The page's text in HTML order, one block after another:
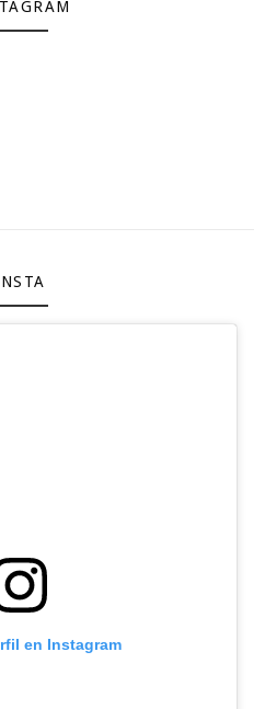
en Instagram